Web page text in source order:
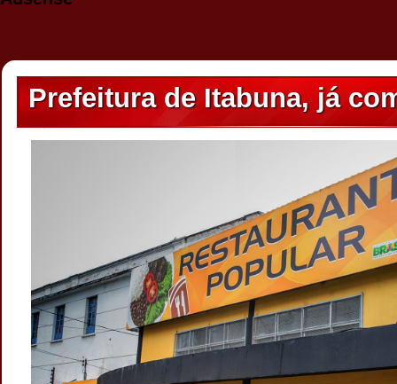
Prefeitura de Itabuna, já